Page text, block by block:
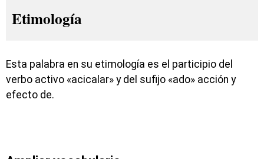
Etimología
Esta palabra en su etimología es el participio del
verbo activo «acicalar» y del sufijo «ado» acción y
efecto de.